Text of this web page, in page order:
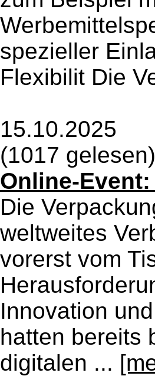
spezieller
Flexibilit Die
15.10.2025
(1017 gelesen)
Online-
Die
weltweites
vorerst vom
Innovation
hatten bereits
digitalen ...